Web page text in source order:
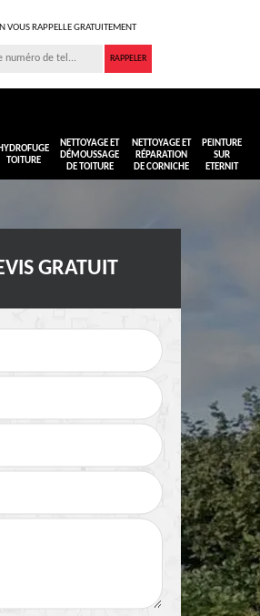
VOUS RAPPELLE GRATUITEMENT
HYDROFUGE
TOITURE
NETTOYAGE ET
DÉMOUSSAGE
DE TOITURE
NETTOYAGE ET
RÉPARATION
DE CORNICHE
PEINTURE
SUR
ETERNIT
Peinture sur toiture
tout support
GRATUIT